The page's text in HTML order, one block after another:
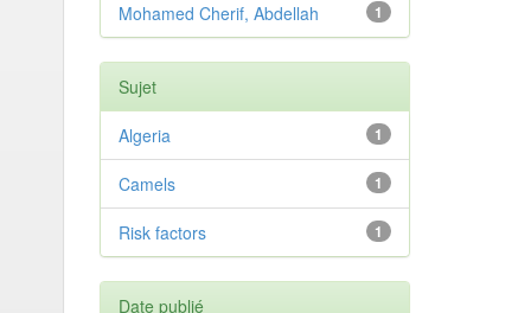
1
Mohamed Cherif, Abdellah
Sujet
1
Algeria
1
Camels
1
Risk factors
Date publié